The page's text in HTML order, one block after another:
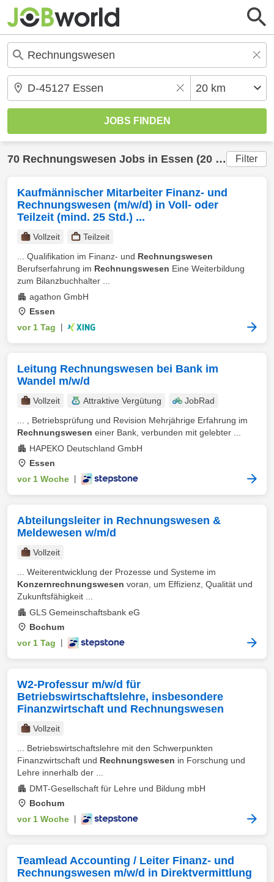
70 Rechnungswesen Jobs in Essen (20 km) gefunden Filter
Kaufmännischer Mitarbeiter Finanz- und
Rechnungswesen (m/w/d) in Voll- oder
Teilzeit (mind. 25 Std.) ...
Vollzeit
Teilzeit
... Qualifikation im Finanz- und Rechnungswesen
Berufserfahrung im Rechnungswesen Eine Weiterbildung
zum Bilanzbuchhalter ...
agathon GmbH
Essen
vor 1 Tag
Leitung Rechnungswesen bei Bank im
Wandel m/w/d
Vollzeit Attraktive Vergütung
JobRad
... , Betriebsprüfung und Revision Mehrjährige Erfahrung im
Rechnungswesen einer Bank, verbunden mit gelebter ...
HAPEKO Deutschland GmbH
Essen
vor 1 Woche
Abteilungsleiter in Rechnungswesen &
Meldewesen w/m/d
Vollzeit
... Weiterentwicklung der Prozesse und Systeme im
Konzernrechnungswesen voran, um Effizienz, Qualität und
Zukunftsfähigkeit ...
GLS Gemeinschaftsbank eG
Bochum
vor 1 Tag
W2-Professur m/w/d für
Betriebswirtschaftslehre, insbesondere
Finanzwirtschaft und Rechnungswesen
Vollzeit
... Betriebswirtschaftslehre mit den Schwerpunkten
Finanzwirtschaft und Rechnungswesen in Forschung und
Lehre innerhalb der ...
DMT-Gesellschaft für Lehre und Bildung mbH
Bochum
vor 1 Woche
Teamlead Accounting / Leiter Finanz- und
Rechnungswesen m/w/d in Direktvermittlung